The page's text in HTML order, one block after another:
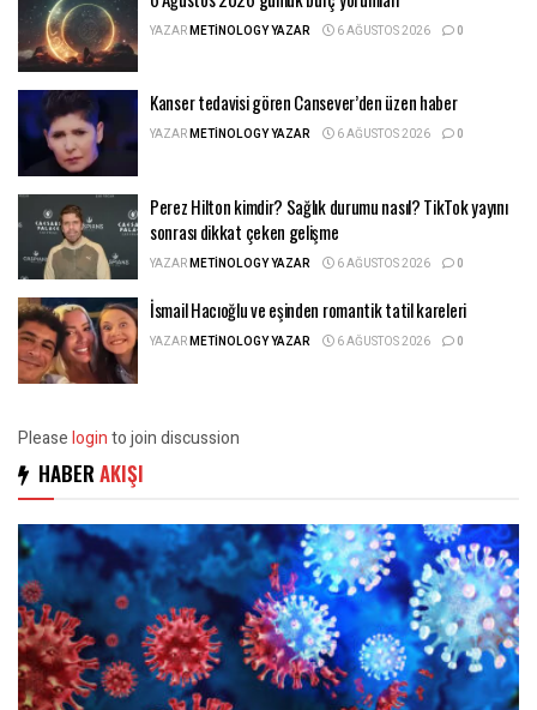
YAZARMETINOLOGY YAZAR 6 AĞUSTOS 2026 0
Kanser tedavisi gören Cansever’den üzen haber
YAZARMETINOLOGY YAZAR 6 AĞUSTOS 2026 0
Perez Hilton kimdir? Sağlık durumu nasıl? TikTok yayını
sonrası dikkat çeken gelişme
YAZARMETINOLOGY YAZAR 6 AĞUSTOS 2026 0
İsmail Hacıoğlu ve eşinden romantik tatil kareleri
YAZARMETINOLOGY YAZAR 6 AĞUSTOS 2026 0
Pleaseloginto join discussion
HABER AKIŞI